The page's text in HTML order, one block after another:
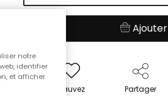
Ajouter
Sauvez Partager
notre
identifier
et afficher